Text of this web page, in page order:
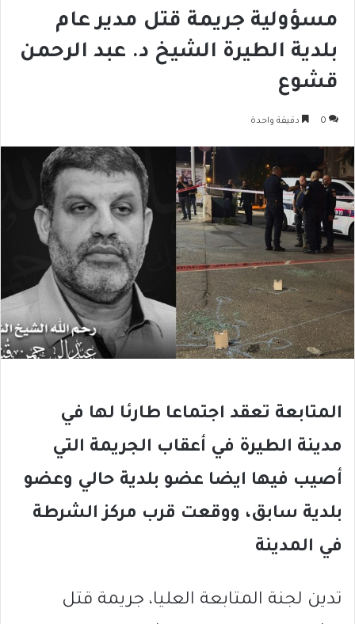
مسؤولية جريمة قتل مدير عام
بلدية الطيرة الشيخ د. عبد الرحمن
قشوع
0 دقيقة واحدة
المتابعة تعقد اجتماعا طارئا لها في
مدينة الطيرة في أعقاب الجريمة التي
أصيب فيها ايضا عضو بلدية حالي وعضو
بلدية سابق، ووقعت قرب مركز الشرطة
في المدينة
تدين لجنة المتابعة العليا، جريمة قتل